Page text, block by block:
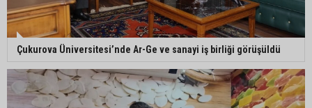
5. Yunusoğlu Futbol Turnuvası’nda final heyecanı
Çukurova Üniversitesi’nde Ar-Ge ve sanayi iş birliği görüşüldü